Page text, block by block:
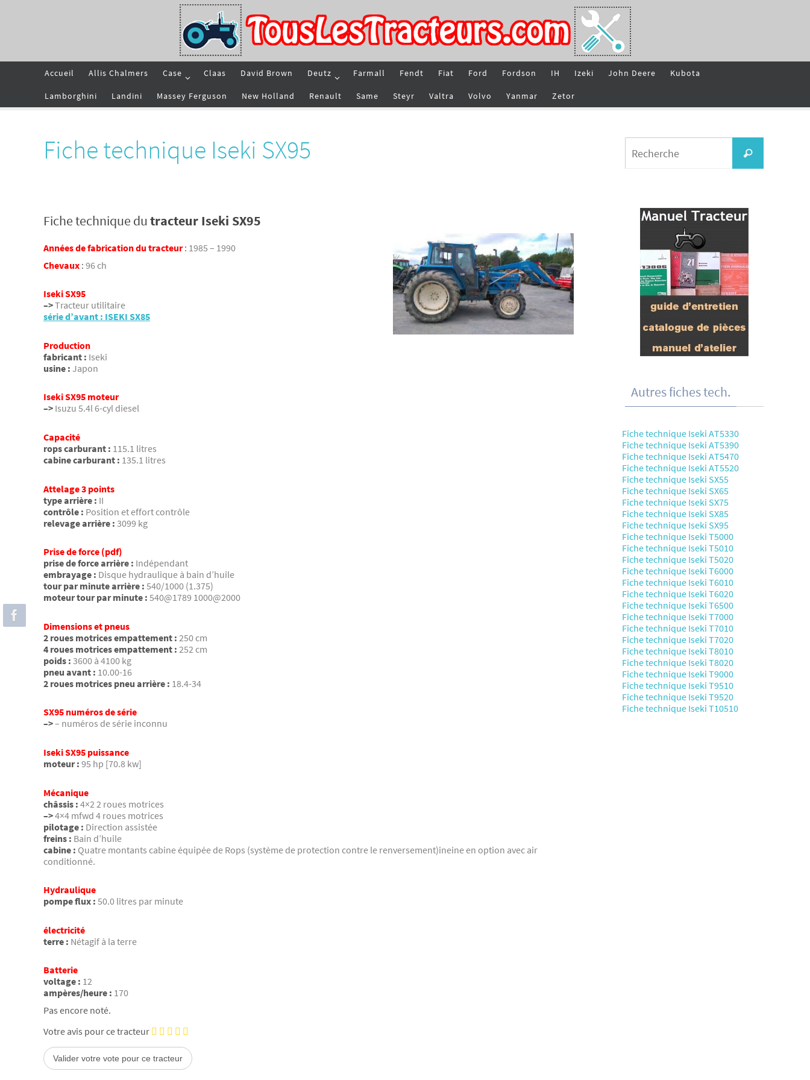
Accueil Allis Chalmers Case Claas David Brown Deutz Farmall Fendt Fiat Ford Fordson IH Izeki John Deere Kubota
Lamborghini Landini Massey Ferguson New Holland Renault Same Steyr Valtra Volvo Yanmar Zetor
Fiche technique Iseki SX95
Fiche technique dutracteur Iseki SX95
Années de fabrication du tracteur: 1985 – 1990
Chevaux : 96 ch
Iseki SX95
–>Tracteur utilitaire
série d’avant : ISEKI SX85
Production
fabricant : Iseki
usine : Japon
Iseki SX95 moteur
–> Isuzu 5.4l 6-cyl diesel
Capacité
rops carburant : 115.1 litres
cabine carburant : 135.1 litres
Attelage 3 points
type arrière : II
contrôle : Position et effort contrôle
relevage arrière : 3099 kg
Prise de force (pdf)
prise de force arrière : Indépendant
embrayage : Disque hydraulique à bain d’huile
tour par minute arrière : 540/1000 (1.375)
moteur tour par minute : 540@1789 1000@2000
Dimensions et pneus
2 roues motrices empattement : 250 cm
4 roues motrices empattement : 252 cm
poids : 3600 à 4100 kg
pneu avant : 10.00-16
2 roues motrices pneu arrière : 18.4-34
SX95 numéros de série
–>– numéros de série inconnu
Iseki SX95 puissance
moteur : 95 hp [70.8 kw]
Mécanique
châssis : 4×2 2 roues motrices
–>4×4 mfwd 4 roues motrices
pilotage : Direction assistée
freins : Bain d’huile
cabine : Quatre montants cabine équipée de Rops (système de protection contre le renversement)ineine en option avec air
conditionné.
Hydraulique
pompe flux : 50.0 litres par minute
électricité
terre : Nétagif à la terre
Batterie
voltage : 12
ampères/heure : 170
Pas encore noté.
Votre avis pour ce tracteur
Recherche
Autres fiches tech.
Fiche technique Iseki AT5330
Fiche technique Iseki AT5390
Fiche technique Iseki AT5470
Fiche technique Iseki AT5520
Fiche technique Iseki SX55
Fiche technique Iseki SX65
Fiche technique Iseki SX75
Fiche technique Iseki SX85
Fiche technique Iseki SX95
Fiche technique Iseki T5000
Fiche technique Iseki T5010
Fiche technique Iseki T5020
Fiche technique Iseki T6000
Fiche technique Iseki T6010
Fiche technique Iseki T6020
Fiche technique Iseki T6500
Fiche technique Iseki T7000
Fiche technique Iseki T7010
Fiche technique Iseki T7020
Fiche technique Iseki T8010
Fiche technique Iseki T8020
Fiche technique Iseki T9000
Fiche technique Iseki T9510
Fiche technique Iseki T9520
Fiche technique Iseki T10510